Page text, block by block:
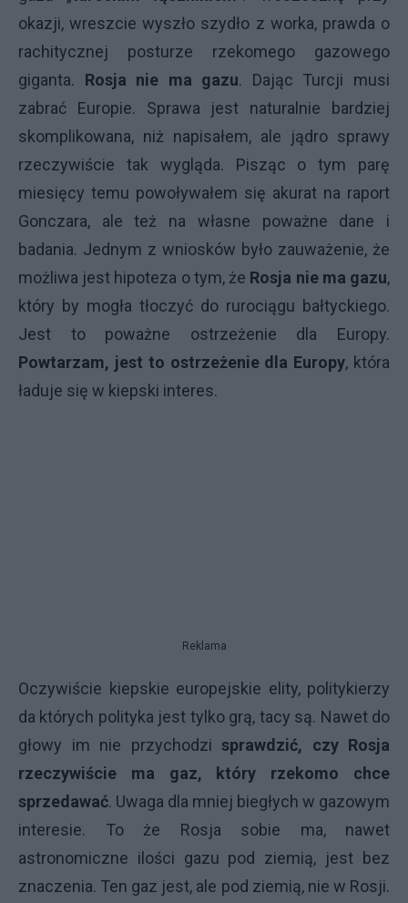
okazji, wreszcie wyszło szydło z worka, prawda o
rachitycznej posturze rzekomego gazowego
giganta. Rosja nie ma gazu. Dając Turcji musi
zabrać Europie. Sprawa jest naturalnie bardziej
skomplikowana, niż napisałem, ale jądro sprawy
rzeczywiście tak wygląda. Pisząc o tym parę
miesięcy temu powoływałem się akurat na raport
Gonczara, ale też na własne poważne dane i
badania. Jednym z wniosków było zauważenie, że
możliwa jest hipoteza o tym, że Rosja nie ma gazu,
który by mogła tłoczyć do rurociągu bałtyckiego.
Jest to poważne ostrzeżenie dla Europy.
Powtarzam, jest to ostrzeżenie dla Europy, która
ładuje się w kiepski interes.
Reklama
Oczywiście kiepskie europejskie elity, politykierzy
da których polityka jest tylko grą, tacy są. Nawet do
głowy im nie przychodzi sprawdzić, czy Rosja
rzeczywiście ma gaz, który rzekomo chce
sprzedawać. Uwaga dla mniej biegłych w gazowym
interesie. To że Rosja sobie ma, nawet
astronomiczne ilości gazu pod ziemią, jest bez
znaczenia. Ten gaz jest, ale pod ziemią, nie w Rosji.